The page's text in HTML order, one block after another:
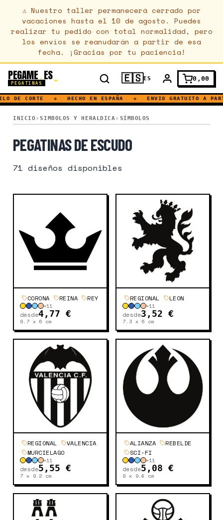
⚠ Nuestro taller permanecerá cerrado por
vacaciones hasta el 10 de agosto. Puedes
realizar tu pedido con total normalidad, pero
los envíos se reanudarán a partir de esa
fecha. ¡Gracias por tu paciencia!
PEGAME.ES
PEGATINAS 🇪🇸ES 0,00
CORTE ◆ HECHO EN ESPAÑA ◆ ENVIO GRATUITO A PARTIR
INICIO SIMBOLOS Y HERALDICA SÍMBOLOS
ESCUDO
PEGATINAS DE ESCUDO
71 diseños disponibles
CORONA REINA REY
+11
desde4,77 €
8.7 x 6 cm
REGIONAL LEON
+11
desde3,52 €
7.3 x 6 cm
REGIONAL
VALENCIA
MURCIELAGO
+11
desde5,55 €
7 x 9.2 cm
ALIANZA
REBELDE
SCI-FI
+11
desde5,08 €
9 x 9.4 cm